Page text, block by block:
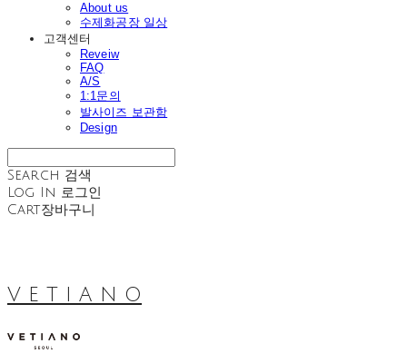
About us
수제화공장 일상
고객센터
Reveiw
FAQ
A/S
1:1문의
발사이즈 보관함
Design
Search 검색
Log In 로그인
Cart장바구니
V E T I A N O